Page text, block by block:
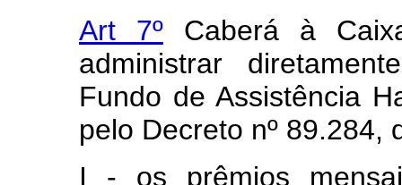
Art 7ºCaberá à
administrar
Fundo de Assistência
pelo Decreto nº 89.284,
I - os prêmios